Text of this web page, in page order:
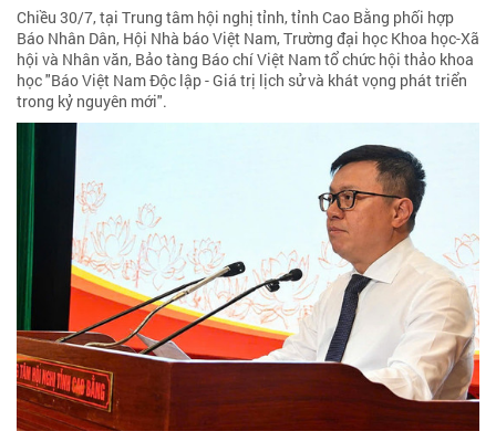
Chiều 30/7, tại Trung tâm hội nghị tỉnh, tỉnh Cao Bằng phối hợp
Báo Nhân Dân, Hội Nhà báo Việt Nam, Trường đại học Khoa học-Xã
hội và Nhân văn, Bảo tàng Báo chí Việt Nam tổ chức hội thảo khoa
học "Báo Việt Nam Độc lập - Giá trị lịch sử và khát vọng phát triển
trong kỷ nguyên mới".